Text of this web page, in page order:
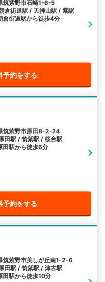
筑紫野市石崎1-6-5
倉街道駅 / 天拝山駅 / 紫駅
倉街道駅から徒歩4分
予約をする
筑紫野市原田8-2-24
田駅 / 筑紫駅 / 桜台駅
田駅から徒歩6分
予約をする
筑紫野市美しが丘南1-2-6
田駅 / 筑紫駅 / 津古駅
田駅から徒歩10分